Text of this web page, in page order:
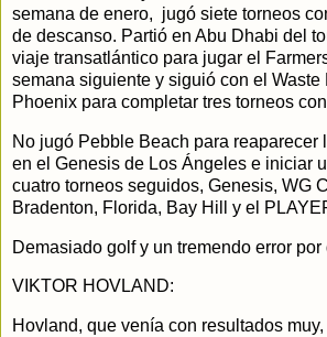
semana de enero, jugó siete torneos
de descanso. Partió en Abu Dhabi del
viaje transatlántico para jugar el
semana siguiente y siguió con el Waste
Phoenix para completar tres torneos
No jugó Pebble Beach para reaparecer
en el Genesis de Los Ángeles e iniciar
cuatro torneos seguidos, Genesis, WG
Bradenton, Florida, Bay Hill y el
Demasiado golf y un tremendo error
VIKTOR HOVLAND:
Hovland, que venía con resultados